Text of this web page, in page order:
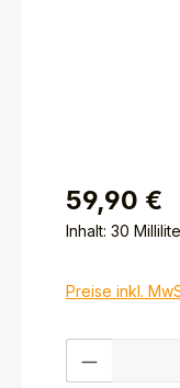
59,90 €
Inhalt: 30
Preise inkl.
Produkt